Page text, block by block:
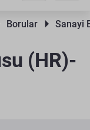
Borular Sanayi
(HR)-